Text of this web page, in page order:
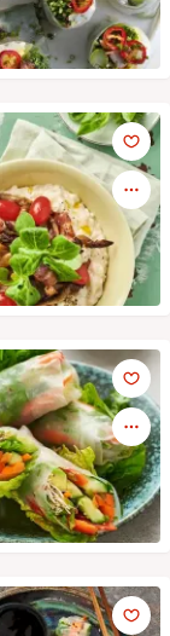
med
vårrullar
vårrullar med